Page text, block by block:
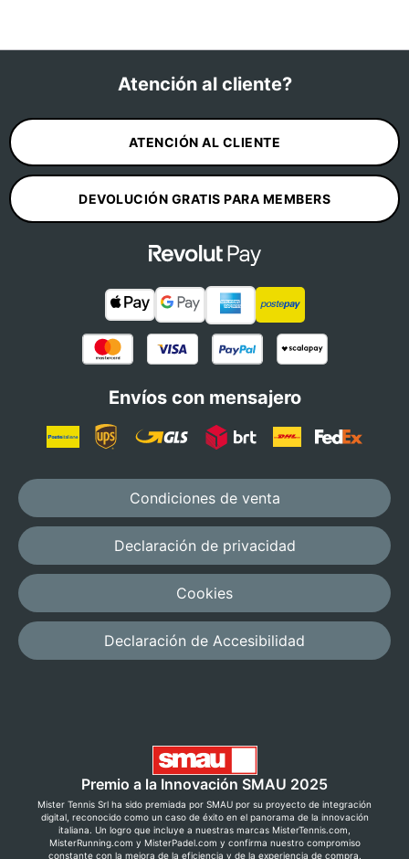
Atención al cliente?
ATENCIÓN AL CLIENTE
DEVOLUCIÓN GRATIS PARA MEMBERS
Envíos con mensajero
Condiciones de venta
Declaración de privacidad
Cookies
Declaración de Accesibilidad
Premio a la Innovación SMAU 2025
Mister Tennis Srl ha sido premiada por SMAU por su proyecto de integración
digital, reconocido como un caso de éxito en el panorama de la innovación
italiana. Un logro que incluye a nuestras marcas MisterTennis.com,
MisterRunning.com y MisterPadel.com y confirma nuestro compromiso
constante con la mejora de la eficiencia y de la experiencia de compra.